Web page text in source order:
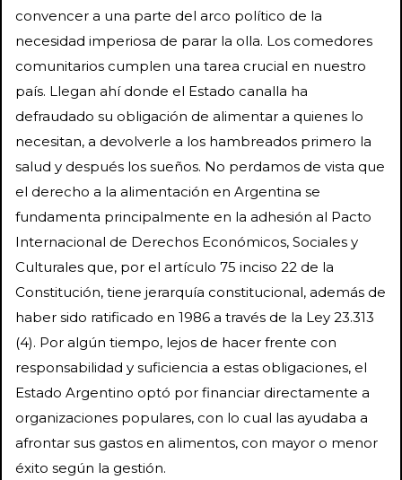
convencer a una parte del arco político de la
necesidad imperiosa de parar la olla. Los comedores
comunitarios cumplen una tarea crucial en nuestro
país. Llegan ahí donde el Estado canalla ha
defraudado su obligación de alimentar a quienes lo
necesitan, a devolverle a los hambreados primero la
salud y después los sueños. No perdamos de vista que
el derecho a la alimentación en Argentina se
fundamenta principalmente en la adhesión al Pacto
Internacional de Derechos Económicos, Sociales y
Culturales que, por el artículo 75 inciso 22 de la
Constitución, tiene jerarquía constitucional, además de
haber sido ratificado en 1986 a través de la Ley 23.313
(4). Por algún tiempo, lejos de hacer frente con
responsabilidad y suficiencia a estas obligaciones, el
Estado Argentino optó por financiar directamente a
organizaciones populares, con lo cual las ayudaba a
afrontar sus gastos en alimentos, con mayor o menor
éxito según la gestión.